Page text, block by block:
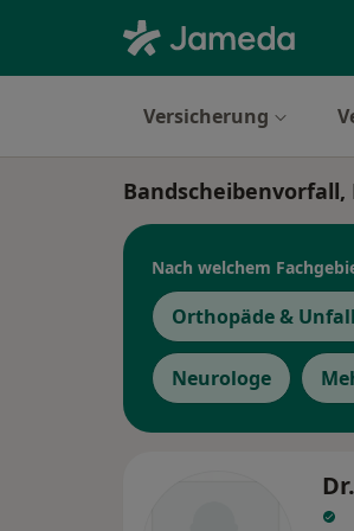
Versicherung
Bandscheibenvorfall,
Nach welchem
Orthopäde &
Neurologe